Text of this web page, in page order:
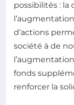
possibilités : la
d’actions
société à de
fonds
renforcer la